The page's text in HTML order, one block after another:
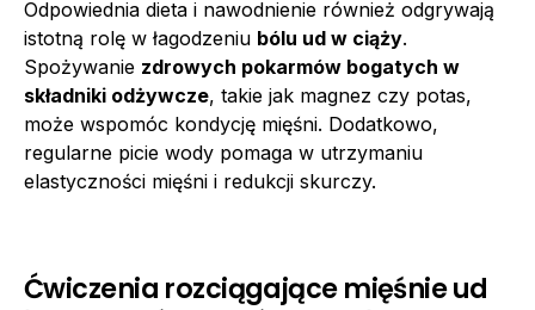
Odpowiednia dieta i nawodnienie również odgrywają
istotną rolę w łagodzeniu bólu ud w ciąży.
Spożywanie zdrowych pokarmów bogatych w
składniki odżywcze, takie jak magnez czy potas,
może wspomóc kondycję mięśni. Dodatkowo,
regularne picie wody pomaga w utrzymaniu
elastyczności mięśni i redukcji skurczy.
Ćwiczenia rozciągające mięśnie ud